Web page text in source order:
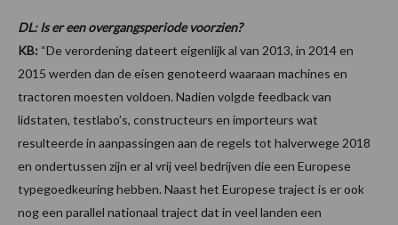
DL: Is er een overgangsperiode voorzien?
KB: “De verordening dateert eigenlijk al van 2013, in 2014 en
2015 werden dan de eisen genoteerd waaraan machines en
tractoren moesten voldoen. Nadien volgde feedback van
lidstaten, testlabo’s, constructeurs en importeurs wat
resulteerde in aanpassingen aan de regels tot halverwege 2018
en ondertussen zijn er al vrij veel bedrijven die een Europese
typegoedkeuring hebben. Naast het Europese traject is er ook
nog een parallel nationaal traject dat in veel landen een